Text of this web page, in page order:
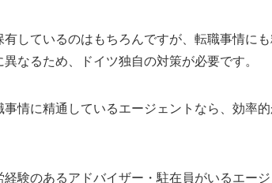
有しているのはもちろんですが、転職事情に
なるため、ドイツ独自の対策が必要です。
事情に精通しているエージェントなら、効率
経験のあるアドバイザー・駐在員がいるエー